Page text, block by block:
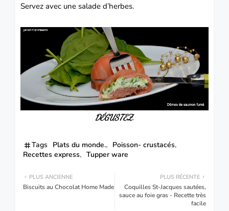
Servez avec une salade d’herbes.
DÉGUSTEZ.
Tags Plats du monde.
Poisson- crustacés
Recettes express
Tupper ware
PLUS RÉCENTE
Coquilles St-Jacques sautées,
sauce au foie gras - Recette très
facile
PLUS ANCIENNE
Biscuits au Chocolat Home Made